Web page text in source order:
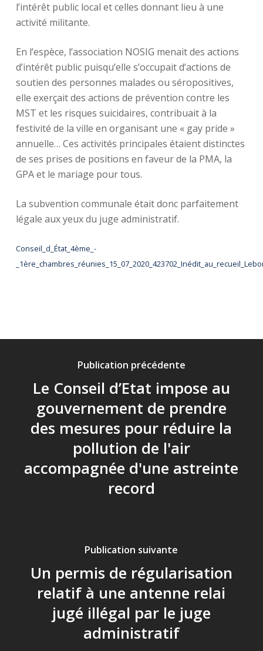
l’intérêt public local et celles donnant lieu à une
activité militante.
En l’espèce, l’association NOSIG menait des actions
d’intérêt public puisqu’elle s’occupait d’actions de
soutien des personnes malades ou séropositives,
elle exerçait des actions de prévention contre les
MST et les risques suicidaires, contribuait à la
festivité de la ville en organisant une « gay pride »
annuelle… Ces activités principales étaient distinctes
de ses prises de positions en faveur de la PMA, la
GPA et le mariage pour tous.
La subvention communale était donc parfaitement
légale aux yeux du juge administratif.
Conseil_d_État_4ème_-
Publication précédente
Le Conseil d’Etat impose au
gouvernement de prendre
des mesures pour réduire la
pollution de l'air
accompagnée d'une astreinte
record
Publication suivante
Un permis de régularisation
relatif à une antenne relai
jugé illégal par le juge
administratif